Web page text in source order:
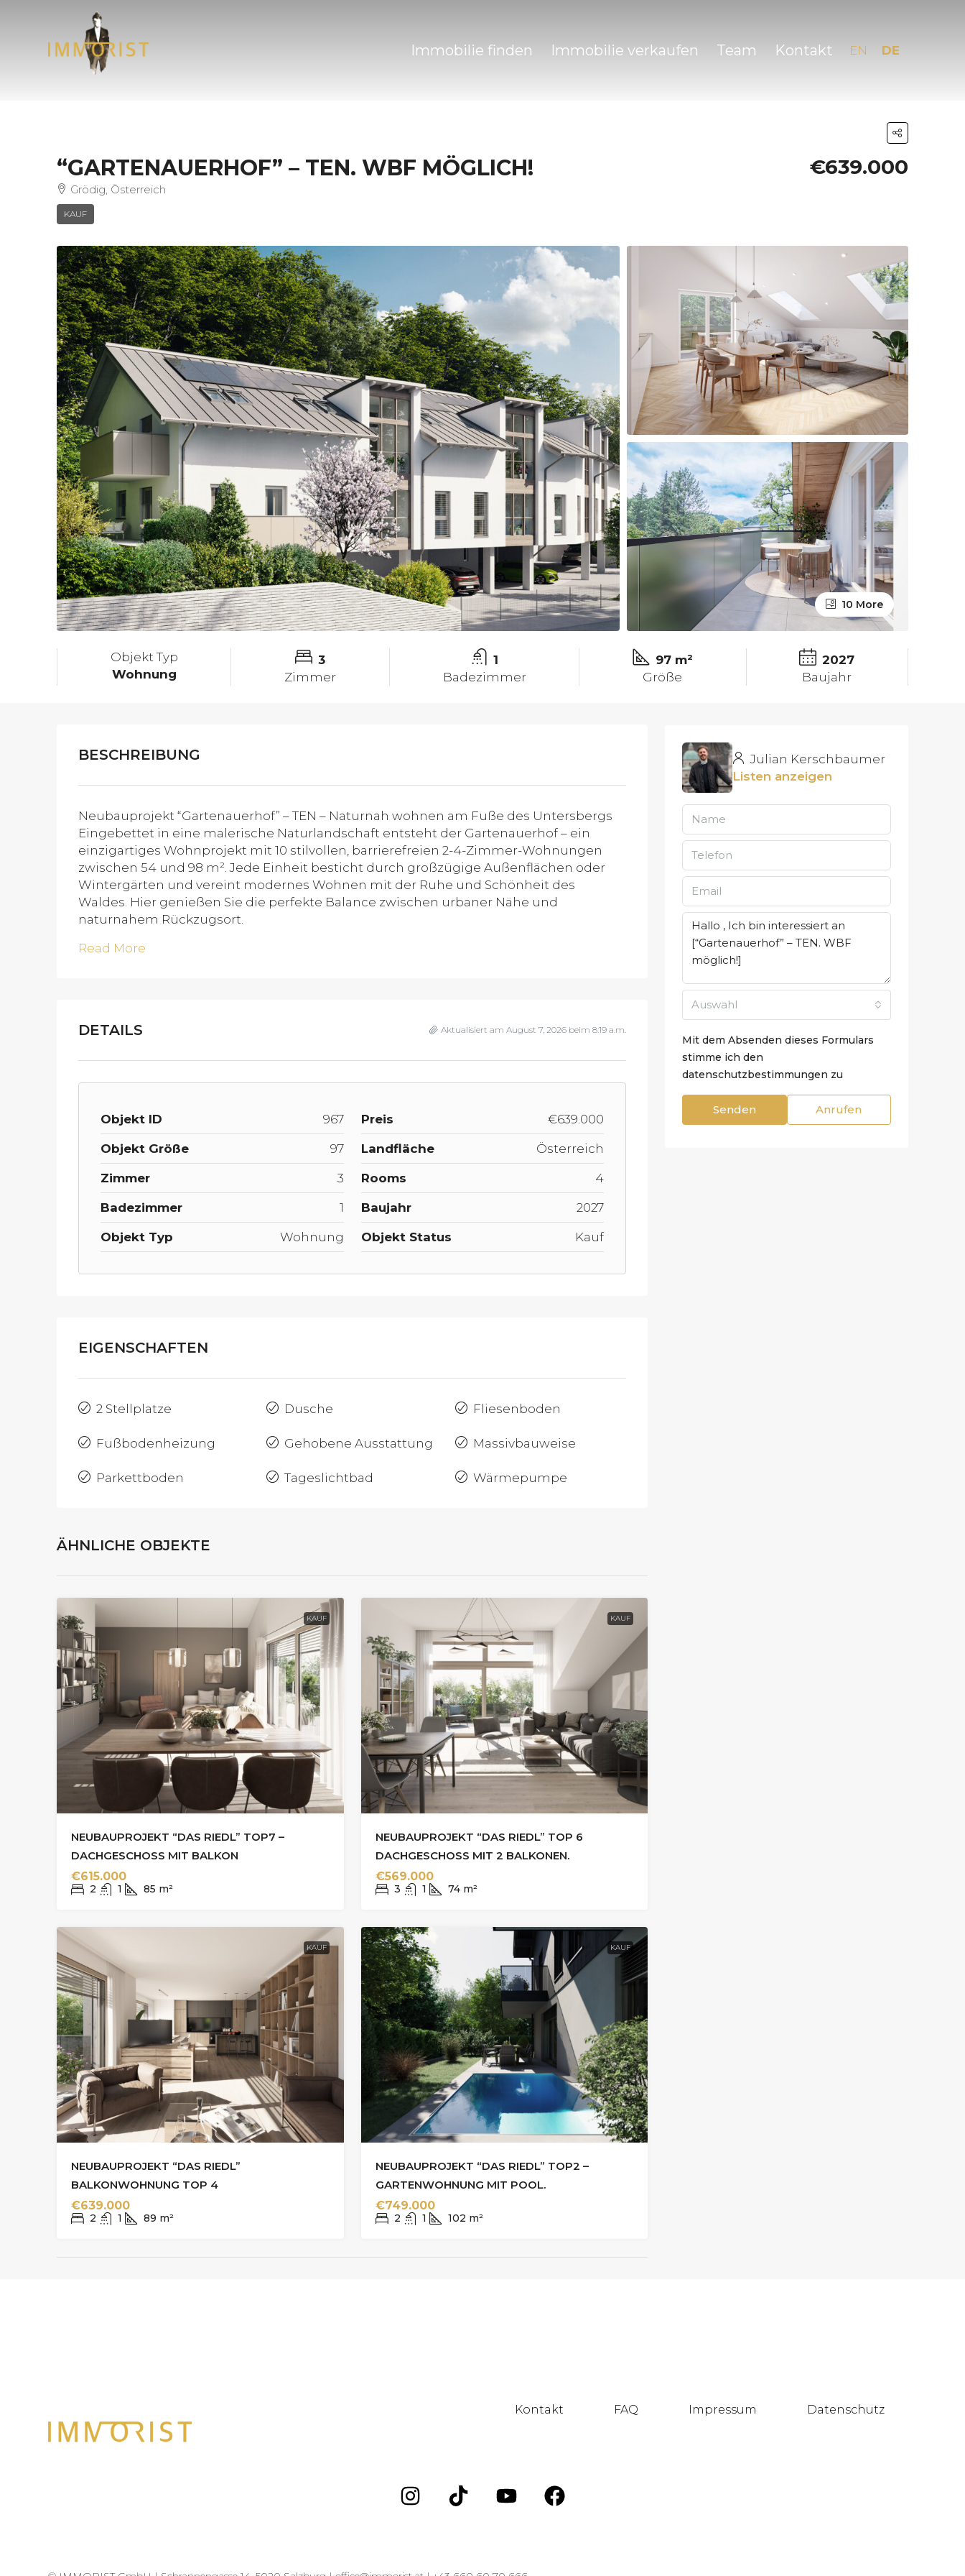
Immobilie finden Immobilie verkaufen Team Kontakt EN DE
“GARTENAUERHOF” – TEN. WBF MÖGLICH!
Grödig, Österreich
KAUF
€639.000
10 More
Objekt Typ
Wohnung
3
Zimmer
1
Badezimmer
97 m²
Größe
2027
Baujahr
BESCHREIBUNG
Neubauprojekt “Gartenauerhof” – TEN – Naturnah wohnen am Fuße des Untersbergs
Eingebettet in eine malerische Naturlandschaft entsteht der Gartenauerhof – ein
einzigartiges Wohnprojekt mit 10 stilvollen, barrierefreien 2-4-Zimmer-Wohnungen
zwischen 54 und 98 m². Jede Einheit besticht durch großzügige Außenflächen oder
Wintergärten und vereint modernes Wohnen mit der Ruhe und Schönheit des
Waldes. Hier genießen Sie die perfekte Balance zwischen urbaner Nähe und
naturnahem Rückzugsort.
Read More
DETAILS Aktualisiert am August 7, 2026 beim 8:19 a.m.
Objekt ID 967 Preis €639.000
Objekt Größe 97 Landfläche Österreich
Zimmer 3 Rooms 4
Badezimmer 1 Baujahr 2027
Objekt Typ Wohnung Objekt Status Kauf
EIGENSCHAFTEN
2 Stellplatze Dusche Fliesenboden
Fußbodenheizung Gehobene Ausstattung Massivbauweise
Parkettboden Tageslichtbad Wärmepumpe
ÄHNLICHE OBJEKTE
KAUF
NEUBAUPROJEKT “DAS RIEDL” TOP7 –
DACHGESCHOSS MIT BALKON
€615.000
2 1 85 m²
KAUF
NEUBAUPROJEKT “DAS RIEDL” TOP 6
DACHGESCHOSS MIT 2 BALKONEN.
€569.000
3 1 74 m²
KAUF
NEUBAUPROJEKT “DAS RIEDL”
BALKONWOHNUNG TOP 4
€639.000
2 1 89 m²
KAUF
NEUBAUPROJEKT “DAS RIEDL” TOP2 –
GARTENWOHNUNG MIT POOL.
€749.000
2 1 102 m²
Julian Kerschbaumer
Listen anzeigen
Auswahl
Mit dem Absenden dieses Formulars
stimme ich den
datenschutzbestimmungen zu
Senden Anrufen
Kontakt FAQ Impressum Datenschutz